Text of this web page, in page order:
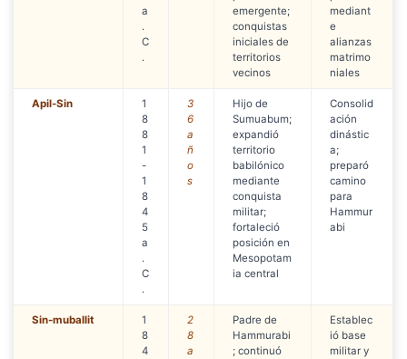
a
.
C
.
emergente;
conquistas
iniciales de
territorios
vecinos
mediant
e
alianzas
matrimo
niales
Apil-Sin
1
8
8
1
-
1
8
4
5
a
.
C
.
3
6
a
ñ
o
s
Hijo de
Sumuabum;
expandió
territorio
babilónico
mediante
conquista
militar;
fortaleció
posición en
Mesopotam
ia central
Consolid
ación
dinástic
a;
preparó
camino
para
Hammur
abi
Sin-muballit
1
8
4
2
8
a
Padre de
Hammurabi
; continuó
Establec
ió base
militar y